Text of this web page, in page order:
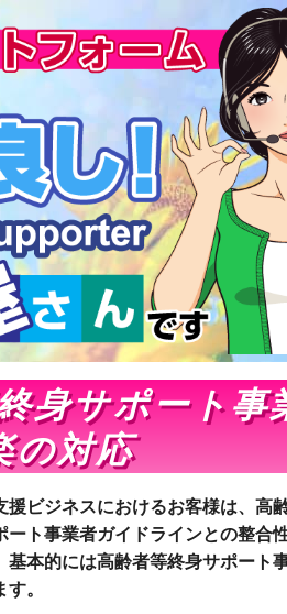
身サポート事
の対応
援ビジネスにおけるお客様は、高
ート事業者ガイドラインとの整合
基本的には高齢者等終身サポート
。